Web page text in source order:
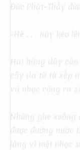
Đức Phật-Thầy
-Hè . . . hãy kéo
Hai hàng dây
cây da từ từ xếp
và nhọc công ra
Những ghe
được đường nước
làng vì mệt nhọc